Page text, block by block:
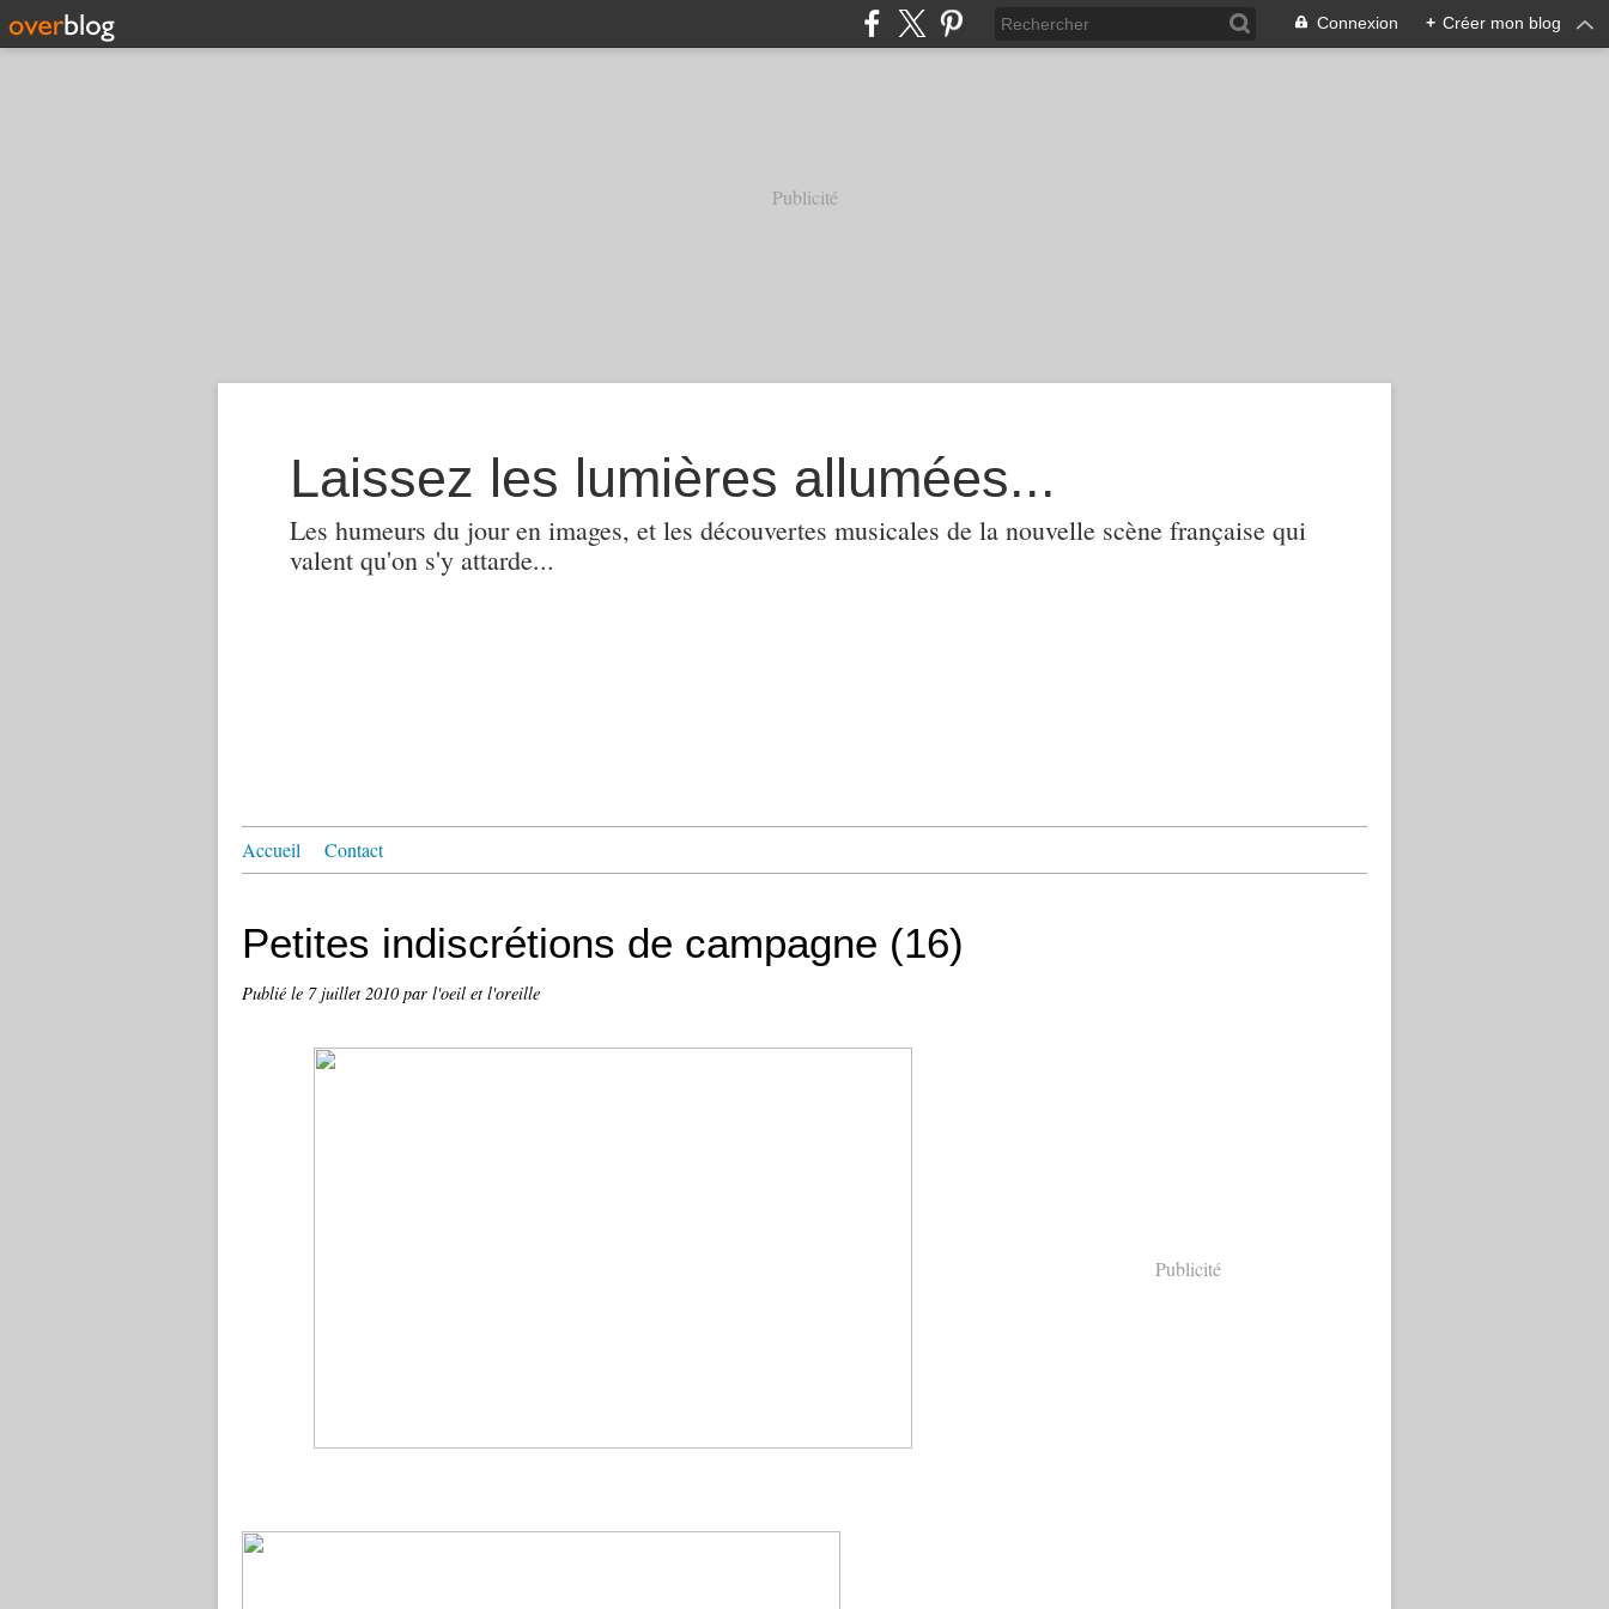
Connexion + Créer mon blog
Publicité
Laissez les lumières allumées...
Les humeurs du jour en images, et les découvertes musicales de la nouvelle scène française qui
valent qu'on s'y attarde...
Accueil Contact
Petites indiscrétions de campagne (16)
Publié le 7 juillet 2010par l'oeil et l'oreille
Publicité